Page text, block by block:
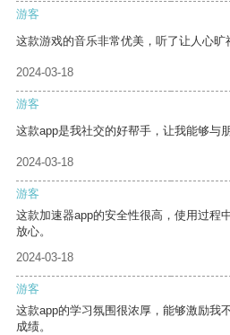
游客
这款游戏的音乐非常优美，听了让人心旷
2024-03-18
游客
这款app是我社交的好帮手，让我能够与
2024-03-18
游客
这款加速器app的安全性很高，使用过程
放心。
2024-03-18
游客
这款app的学习氛围很浓厚，能够激励我
成绩。